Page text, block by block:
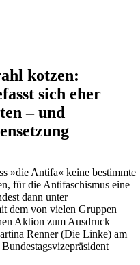
kotzen:
sich eher
– und
»die Antifa« keine bestimmte
für die Antifaschismus eine
dann unter
dem von vielen Gruppen
Aktion zum Ausdruck
Renner (Die Linke) am